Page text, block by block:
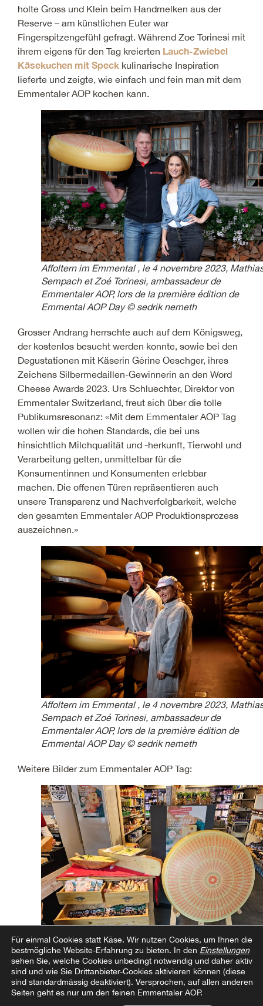
holte Gross und Klein beim Handmelken aus der
Reserve – am künstlichen Euter war
Fingerspitzengefühl gefragt. Während Zoe Torinesi mit
ihrem eigens für den Tag kreierten Lauch-Zwiebel
Käsekuchen mit Speck kulinarische Inspiration
lieferte und zeigte, wie einfach und fein man mit dem
Emmentaler AOP kochen kann.
Affoltern im Emmental , le 4 novembre 2023,
Sempach et Zoé Torinesi, ambassadeur de
Emmentaler AOP, lors de la première édition de
Emmental AOP Day © sedrik nemeth
Grosser Andrang herrschte auch auf dem Königsweg,
der kostenlos besucht werden konnte, sowie bei den
Degustationen mit Käserin Gérine Oeschger, ihres
Zeichens Silbermedaillen-Gewinnerin an den Word
Cheese Awards 2023. Urs Schluechter, Direktor von
Emmentaler Switzerland, freut sich über die tolle
Publikumsresonanz: «Mit dem Emmentaler AOP Tag
wollen wir die hohen Standards, die bei uns
hinsichtlich Milchqualität und -herkunft, Tierwohl und
Verarbeitung gelten, unmittelbar für die
Konsumentinnen und Konsumenten erlebbar
machen. Die offenen Türen repräsentieren auch
unsere Transparenz und Nachverfolgbarkeit, welche
den gesamten Emmentaler AOP Produktionsprozess
auszeichnen.»
Affoltern im Emmental , le 4 novembre 2023,
Sempach et Zoé Torinesi, ambassadeur de
Emmentaler AOP, lors de la première édition de
Emmental AOP Day © sedrik nemeth
Weitere Bilder zum Emmentaler AOP Tag:
Käserei Kirchdorf
Für einmal Cookies statt Käse. Wir nutzen Cookies, um Ihnen die
bestmögliche Website-Erfahrung zu bieten. In den Einstellungen
sehen Sie, welche Cookies unbedingt notwendig und daher aktiv
sind und wie Sie Drittanbieter-Cookies aktivieren können (diese
sind standardmässig deaktiviert). Versprochen, auf allen anderen
Seiten geht es nur um den feinen Emmentaler AOP.